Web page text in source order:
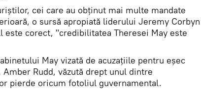
cei care au obținut mai multe mandate
o sursă apropiată liderului Jeremy Corbyn
este corect, "credibilitatea Theresei May este
May vizată de acuzațiile pentru eșec
Rudd, văzută drept unul dintre
pierde oricum fotoliul guvernamental.